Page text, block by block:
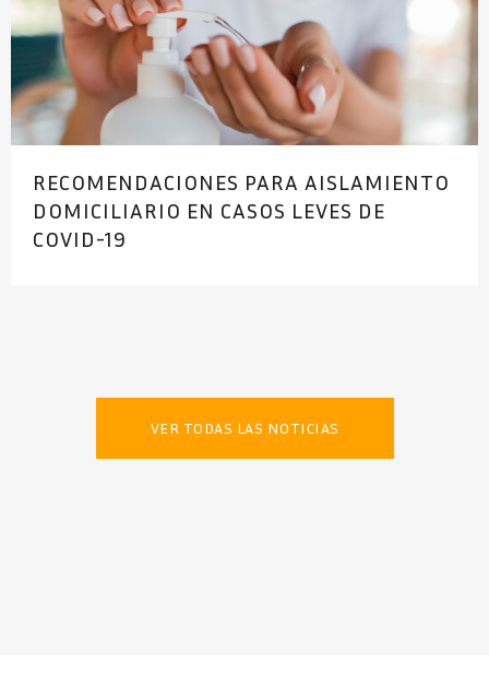
RECOMENDACIONES PARA AISLAMIENTO
DOMICILIARIO EN CASOS LEVES DE
COVID-19
VER TODAS LAS NOTICIAS